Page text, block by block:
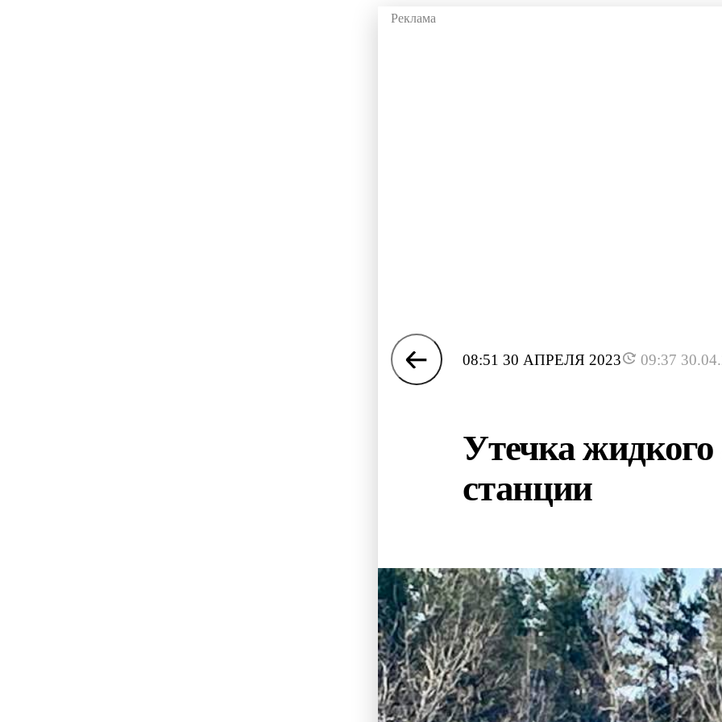
08:51 30 АПРЕЛЯ 2023 09:37
Утечка
станции